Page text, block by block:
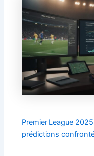
Premier League
prédictions